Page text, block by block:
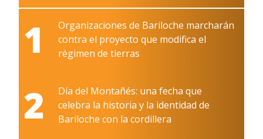
1
Organizaciones de Bariloche marcharán
contra el proyecto que modifica el
régimen de tierras
2
Día del Montañés: una fecha que
celebra la historia y la identidad de
Bariloche con la cordillera